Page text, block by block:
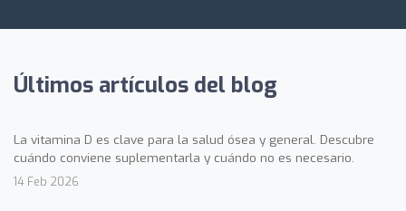
Últimos artículos del blog
La vitamina D es clave para la salud ósea y general. Descubre
cuándo conviene suplementarla y cuándo no es necesario.
14 Feb 2026